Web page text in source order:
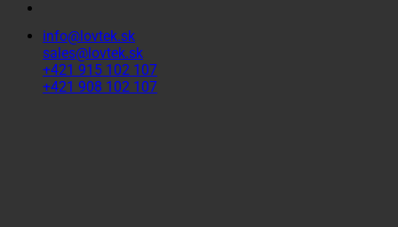
info@lovtek.sk
sales@lovtek.sk
+421 915 102 107
+421 908 102 107